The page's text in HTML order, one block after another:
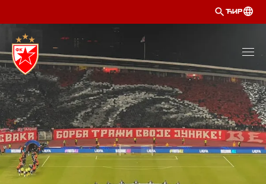
ЋИР